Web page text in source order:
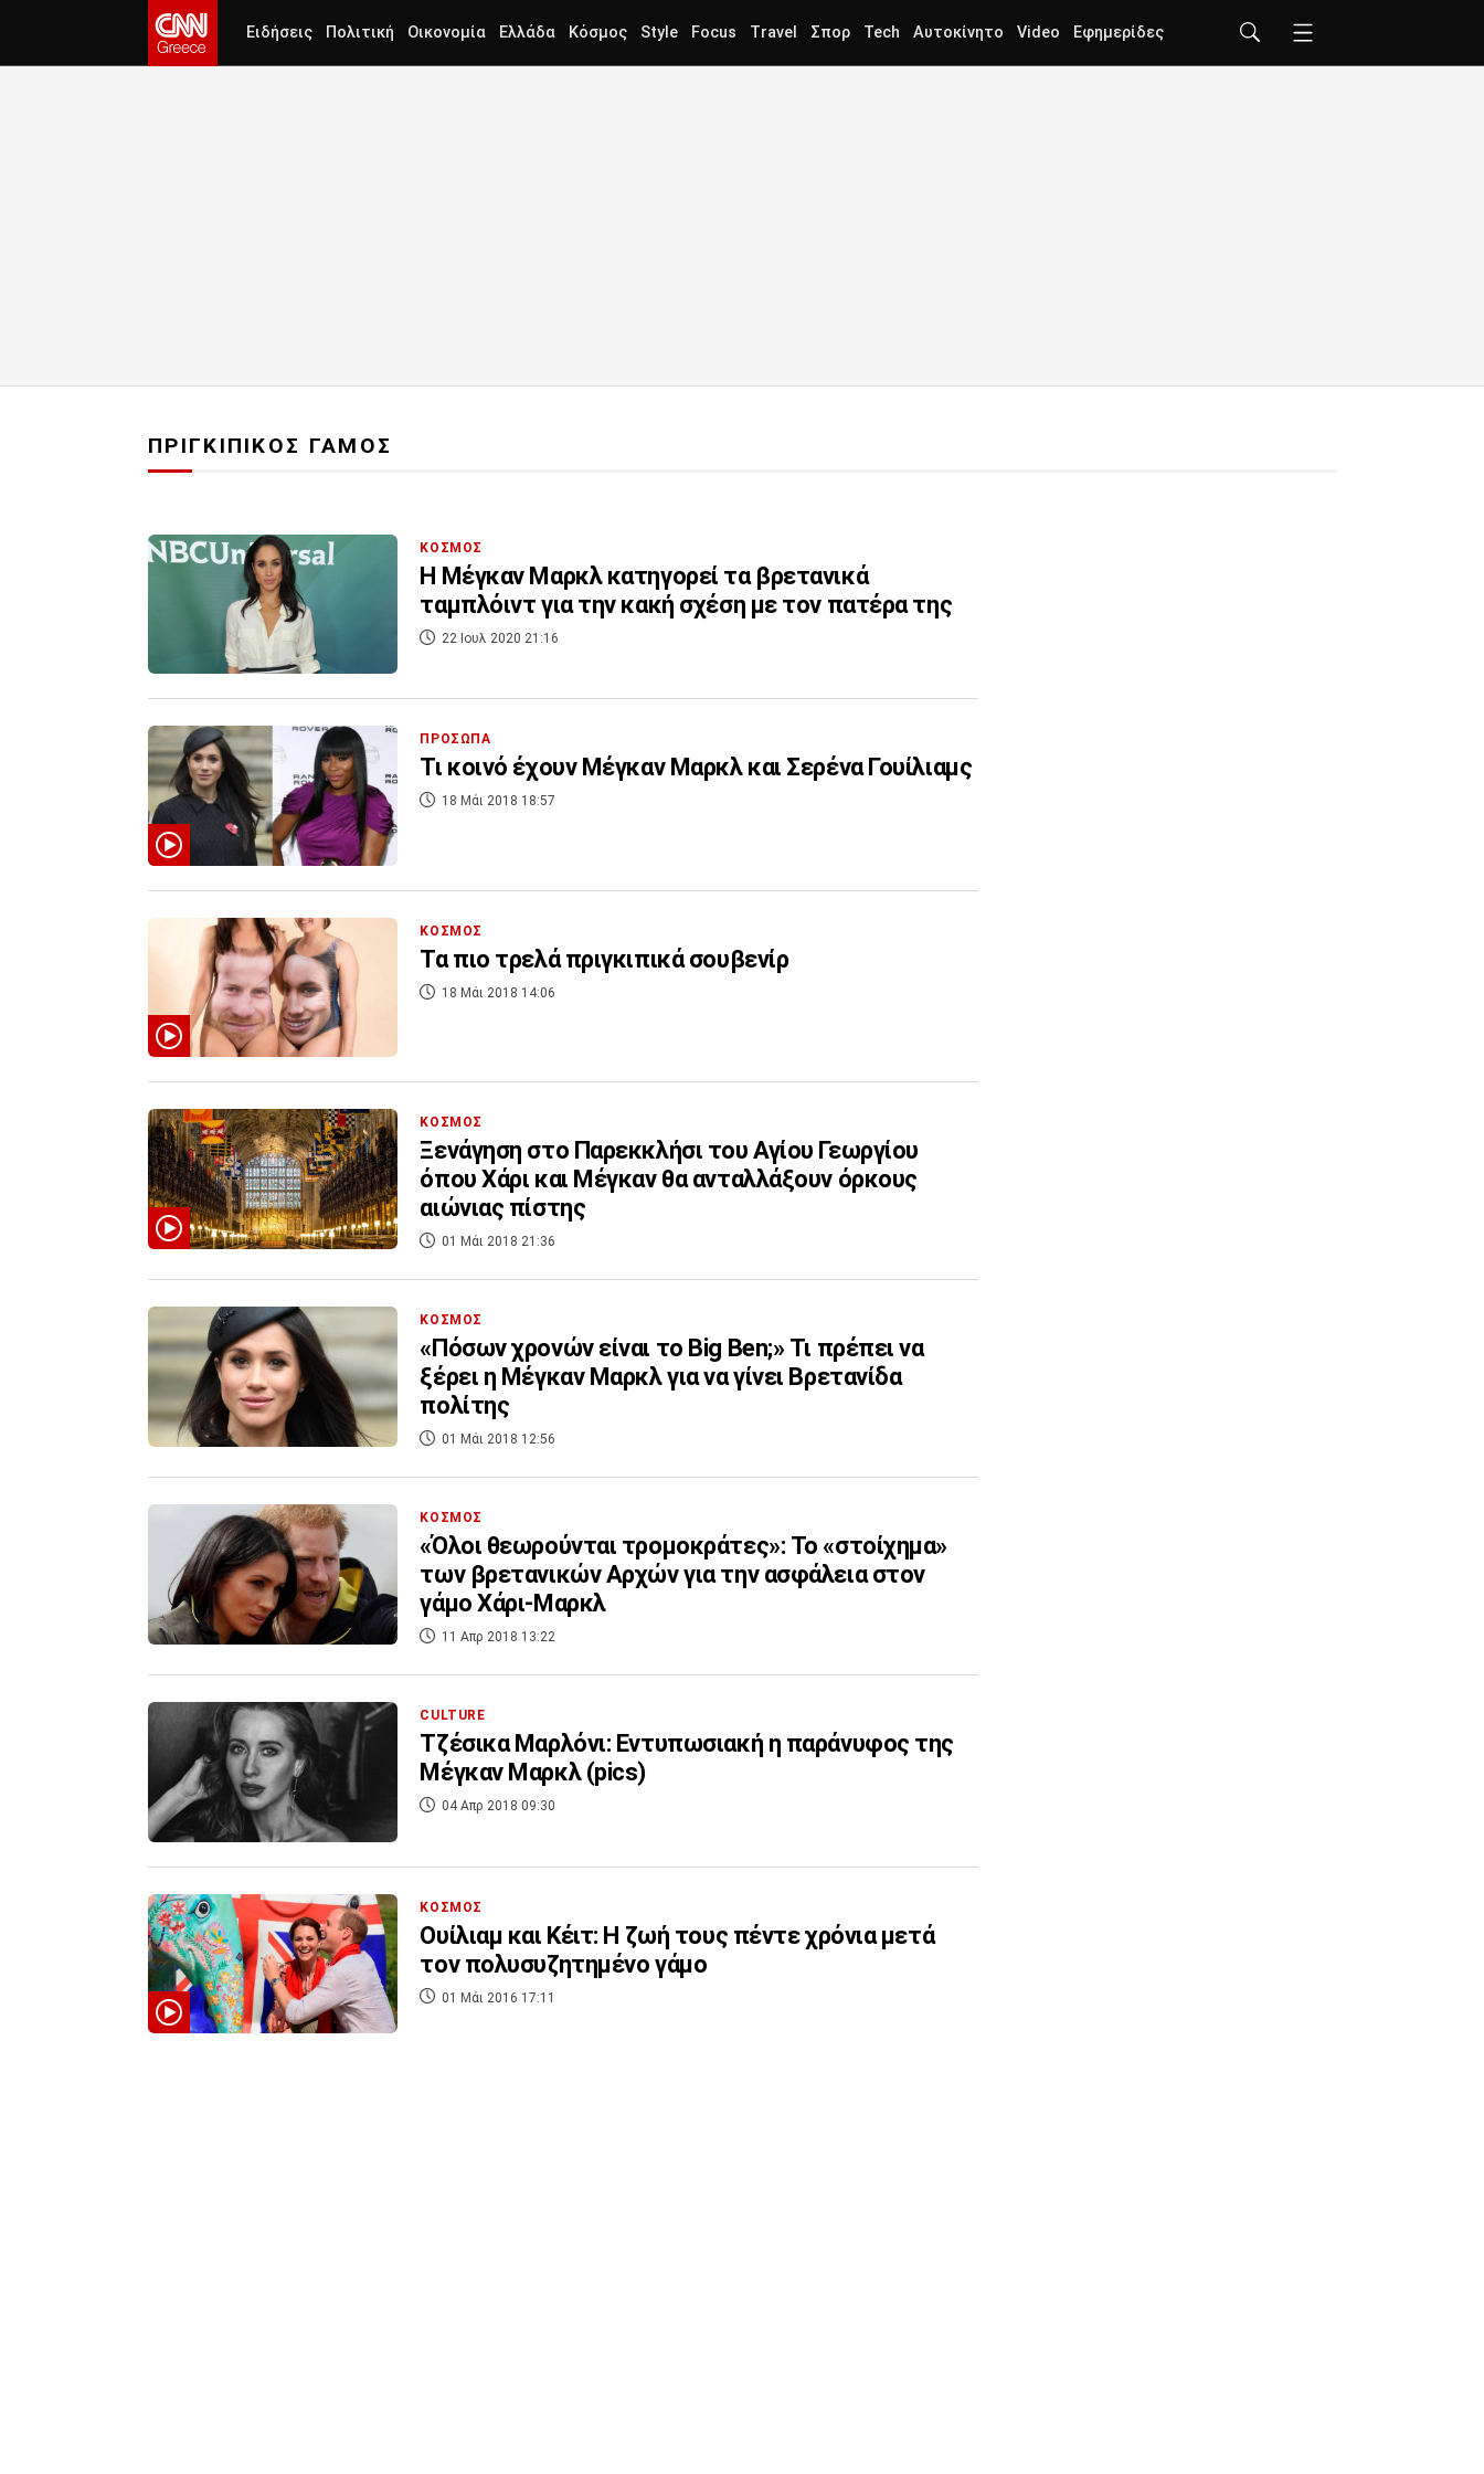
Ειδήσεις Πολιτική Οικονομία Ελλάδα Κόσμος Style Focus Travel Σπορ Tech Αυτοκίνητο Video Εφημερίδες
ΠΡΙΓΚΙΠΙΚΟΣ ΓΑΜΟΣ
ΚΟΣΜΟΣ
Η Μέγκαν Μαρκλ κατηγορεί τα βρετανικά
ταμπλόιντ για την κακή σχέση με τον πατέρα της
22 Ιουλ 2020 21:16
ΠΡΟΣΩΠΑ
Τι κοινό έχουν Μέγκαν Μαρκλ και Σερένα Γουίλιαμς
18 Μάι 2018 18:57
ΚΟΣΜΟΣ
Τα πιο τρελά πριγκιπικά σουβενίρ
18 Μάι 2018 14:06
ΚΟΣΜΟΣ
Ξενάγηση στο Παρεκκλήσι του Αγίου Γεωργίου
όπου Χάρι και Μέγκαν θα ανταλλάξουν όρκους
αιώνιας πίστης
01 Μάι 2018 21:36
ΚΟΣΜΟΣ
«Πόσων χρονών είναι το Big Ben;» Τι πρέπει να
ξέρει η Μέγκαν Μαρκλ για να γίνει Βρετανίδα
πολίτης
01 Μάι 2018 12:56
ΚΟΣΜΟΣ
«Όλοι θεωρούνται τρομοκράτες»: Το «στοίχημα»
των βρετανικών Αρχών για την ασφάλεια στον
γάμο Χάρι-Μαρκλ
11 Απρ 2018 13:22
CULTURE
Τζέσικα Μαρλόνι: Εντυπωσιακή η παράνυφος της
Μέγκαν Μαρκλ (pics)
04 Απρ 2018 09:30
ΚΟΣΜΟΣ
Ουίλιαμ και Κέιτ: Η ζωή τους πέντε χρόνια μετά
τον πολυσυζητημένο γάμο
01 Μάι 2016 17:11